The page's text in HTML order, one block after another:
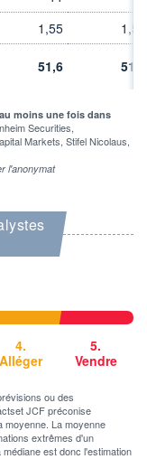
1,55
1,55
51,6 51,6
moins une fois dans
Securities,
Markets, Stifel Nicolaus,
l'anonymat
4.
Alléger
5.
Vendre
ou des
JCF préconise
moyenne. La moyenne
extrêmes d'un
est donc l'estimation